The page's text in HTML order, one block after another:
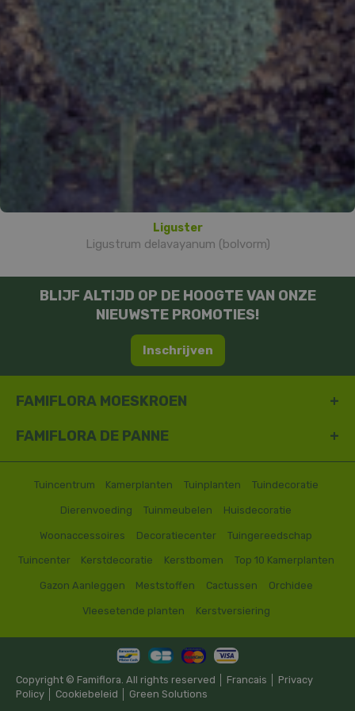
Liguster
Ligustrum delavayanum (bolvorm)
BLIJF ALTIJD OP DE HOOGTE VAN ONZE
NIEUWSTE PROMOTIES!
Inschrijven
FAMIFLORA MOESKROEN
FAMIFLORA DE PANNE
Tuincentrum Kamerplanten Tuinplanten Tuindecoratie
Dierenvoeding Tuinmeubelen Huisdecoratie
Woonaccessoires Decoratiecenter Tuingereedschap
Tuincenter Kerstdecoratie Kerstbomen Top 10 Kamerplanten
Gazon Aanleggen Meststoffen Cactussen Orchidee
Vleesetende planten Kerstversiering
Copyright © Famiflora. All rights reserved │ Francais
Privacy
Policy
Cookiebeleid Green Solutions